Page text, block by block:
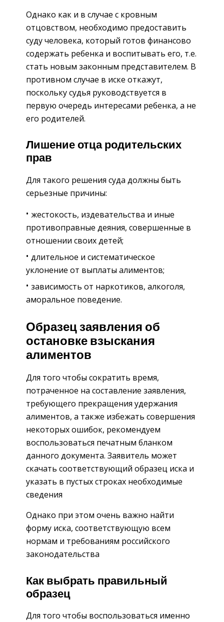
Однако как и в случае с кровным
отцовством, необходимо предоставить
суду человека, который готов финансово
содержать ребенка и воспитывать его, т.е.
стать новым законным представителем. В
противном случае в иске откажут,
поскольку судья руководствуется в
первую очередь интересами ребенка, а не
его родителей.
Лишение отца родительских
прав
Для такого решения суда должны быть
серьезные причины:
жестокость, издевательства и иные
противоправные деяния, совершенные в
отношении своих детей;
длительное и систематическое
уклонение от выплаты алиментов;
зависимость от наркотиков, алкоголя,
аморальное поведение.
Образец заявления об
остановке взыскания
алиментов
Для того чтобы сократить время,
потраченное на составление заявления,
требующего прекращения удержания
алиментов, а также избежать совершения
некоторых ошибок, рекомендуем
воспользоваться печатным бланком
данного документа. Заявитель может
скачать соответствующий образец иска и
указать в пустых строках необходимые
сведения
Однако при этом очень важно найти
форму иска, соответствующую всем
нормам и требованиям российского
законодательства
Как выбрать правильный
образец
Для того чтобы воспользоваться именно